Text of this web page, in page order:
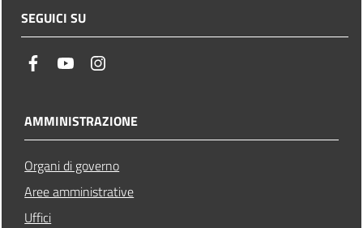
SEGUICI SU
facebookyoutube
AMMINISTRAZIONE
Organi di governo
Aree amministrative
Uffici